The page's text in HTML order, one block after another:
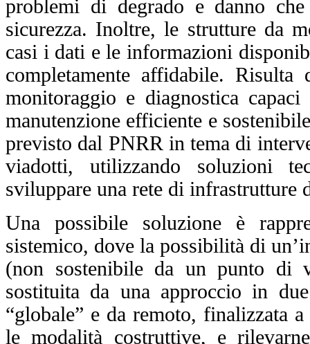
problemi di degrado e danno
sicurezza. Inoltre, le strutture da
casi i dati e le informazioni
completamente affidabile. Risulta
monitoraggio e diagnostica
manutenzione efficiente e
previsto dal PNRR in tema di
viadotti, utilizzando soluzioni
sviluppare una rete di infrastrutture
Una possibile soluzione è
sistemico, dove la possibilità di
(non sostenibile da un punto di
sostituita da una approccio in
“globale” e da remoto, finalizzata
le modalità costruttive, e